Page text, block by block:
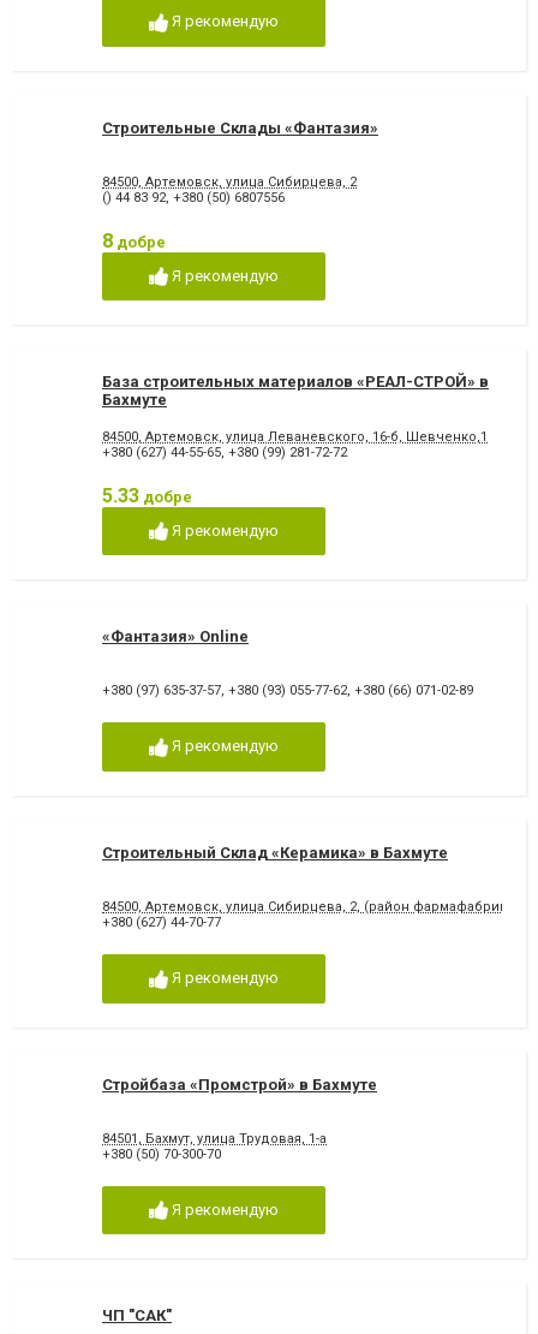
Я рекомендую
Строительные Склады «Фантазия»
84500, Артемовск, улица Сибирцева, 2
() 44 83 92, +380 (50) 6807556
8 добре
Я рекомендую
База строительных материалов «РЕАЛ-СТРОЙ» в
Бахмуте
84500, Артемовск, улица Леваневского, 16-б, Шевченко,1
+380 (627) 44-55-65 +380 (99) 281-72-72
5.33 добре
Я рекомендую
«Фантазия» Online
+380 (97) 635-37-57, +380 (93) 055-77-62, +380 (66) 071-02-89
Я рекомендую
Строительный Склад «Керамика» в Бахмуте
84500, Артемовск, улица Сибирцева, 2, (район фармафабрики);
+380 (627) 44-70-77
Я рекомендую
Стройбаза «Промстрой» в Бахмуте
84501, Бахмут, улица Трудовая, 1-а
+380 (50) 70-300-70
Я рекомендую
ЧП "САК"